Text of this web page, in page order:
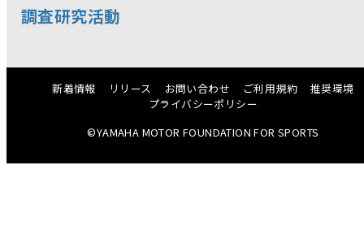
調査研究活動
新着情報 リリース お問い合わせ ご利用規約
推奨環境
プライバシーポリシー
©YAMAHA MOTOR FOUNDATION FOR SPORTS